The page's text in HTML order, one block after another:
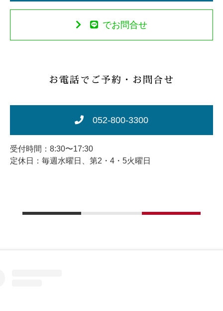
でお問合せ
お電話でご予約・お問合せ
052-800-3300
受付時間：8:30〜17:30
定休日：毎週水曜日、第2・4・5火曜日